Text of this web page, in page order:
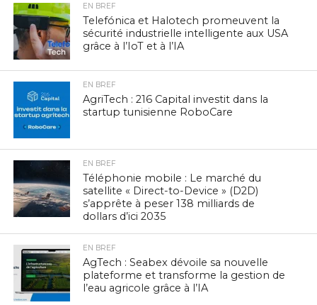
EN BREF
Telefónica et Halotech promeuvent la
sécurité industrielle intelligente aux USA
grâce à l’IoT et à l’IA
EN BREF
AgriTech : 216 Capital investit dans la
startup tunisienne RoboCare
EN BREF
Téléphonie mobile : Le marché du
satellite « Direct-to-Device » (D2D)
s’apprête à peser 138 milliards de
dollars d’ici 2035
EN BREF
AgTech : Seabex dévoile sa nouvelle
plateforme et transforme la gestion de
l’eau agricole grâce à l’IA